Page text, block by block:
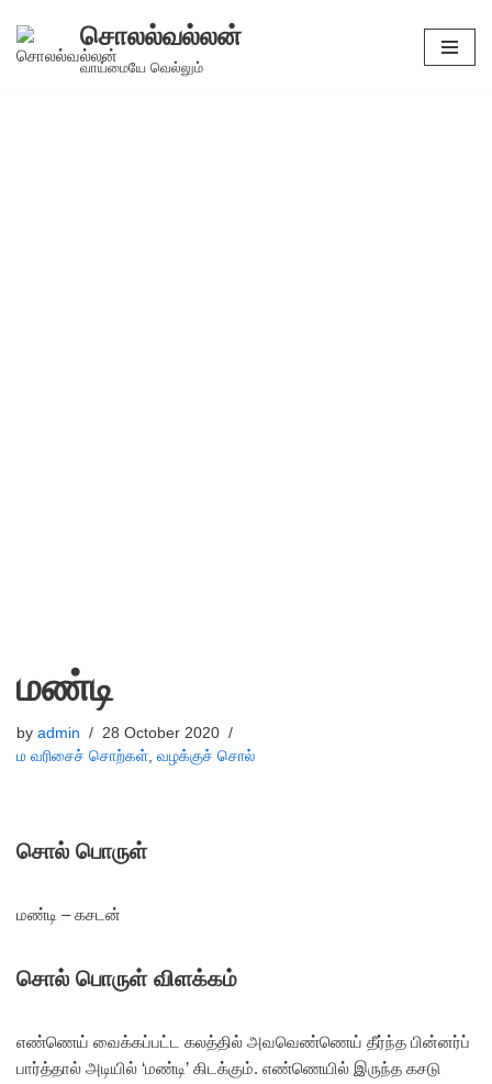
Skip
சொலல்வல்லன்
வாய்மையே வெல்லும்
மண்டி
by admin
28 October 2020
ம வரிசைச் சொற்கள், வழக்குச் சொல்
சொல் பொருள்
மண்டி – கசடன்
சொல் பொருள் விளக்கம்
எண்ணெய் வைக்கப்பட்ட கலத்தில் அவவெண்ணெய் தீர்ந்த பின்னர்ப்
பார்த்தால் அடியில் ‘மண்டி’ கிடக்கும். எண்ணெயில் இருந்த கசடு